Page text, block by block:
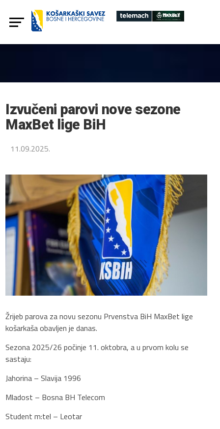
Izvučeni parovi nove sezone
MaxBet lige BiH
11.09.2025.
Žrijeb parova za novu sezonu Prvenstva BiH MaxBet lige
košarkaša obavljen je danas.
Sezona 2025/26 počinje 11. oktobra, a u prvom kolu se
sastaju:
Jahorina – Slavija 1996
Mladost – Bosna BH Telecom
Student m:tel – Leotar